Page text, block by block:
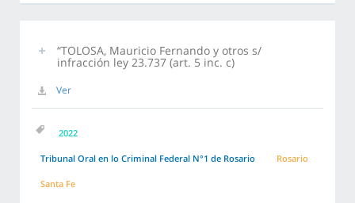
“TOLOSA, Mauricio Fernando y otros s/
infracción ley 23.737 (art. 5 inc. c)
Ver
2022
Tribunal Oral en lo Criminal Federal N°1 de Rosario Rosario
Santa Fe